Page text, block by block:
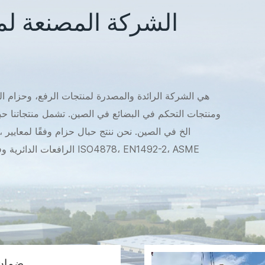
الشركة المصنعة
ومنتجات التحكم في البضائع في الصين. تشمل
نفسه، يتوفر أيضًا حزام الونش وحزام السحب والخط